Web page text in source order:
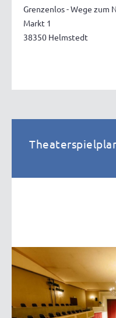
Grenzenlos - Wege zum
Markt 1
38350 Helmstedt